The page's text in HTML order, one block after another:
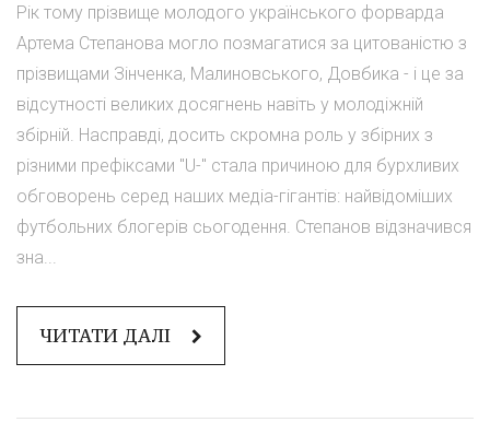
Рік тому прізвище молодого українського форварда
Артема Степанова могло позмагатися за цитованістю з
прізвищами Зінченка, Малиновського, Довбика - і це за
відсутності великих досягнень навіть у молодіжній
збірній. Насправді, досить скромна роль у збірних з
різними префіксами "U-" стала причиною для бурхливих
обговорень серед наших медіа-гігантів: найвідоміших
футбольних блогерів сьогодення. Степанов відзначився
зна...
ЧИТАТИ ДАЛІ